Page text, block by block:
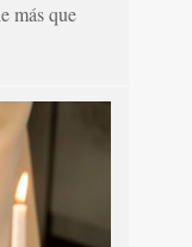
más que